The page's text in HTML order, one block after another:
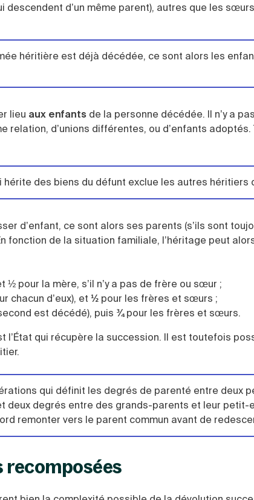
descendent d’un même parent), autres que les
héritière est déjà décédée, ce sont alors les
lieu aux enfants de la personne décédée. Il n’y a
relation, d’unions différentes, ou d’enfants
hérite des biens du défunt exclue les autres héritiers
d’enfant, ce sont alors ses parents (s’ils sont
fonction de la situation familiale, l’héritage peut
½ pour la mère, s’il n’y a pas de frère ou sœur ;
chacun d’eux), et ½ pour les frères et sœurs ;
est décédé), puis ¾pour les frères et sœurs.
l’État qui récupère la succession. Il est toutefois
qui définit les degrés de parenté entre deux
deux degrés entre des grands-parents et leur petit-
remonter vers le parent commun avant de
recomposées